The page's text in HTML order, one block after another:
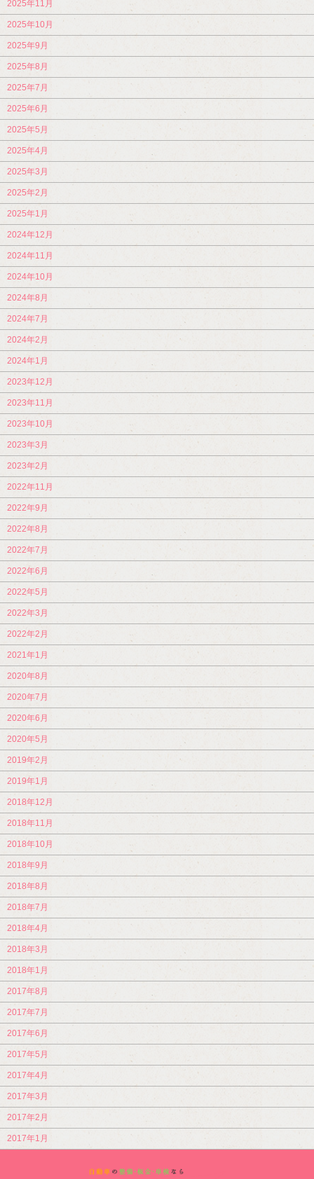
2025年11月
2025年10月
2025年9月
2025年8月
2025年7月
2025年6月
2025年5月
2025年4月
2025年3月
2025年2月
2025年1月
2024年12月
2024年11月
2024年10月
2024年8月
2024年7月
2024年2月
2024年1月
2023年12月
2023年11月
2023年10月
2023年3月
2023年2月
2022年11月
2022年9月
2022年8月
2022年7月
2022年6月
2022年5月
2022年3月
2022年2月
2021年1月
2020年8月
2020年7月
2020年6月
2020年5月
2019年2月
2019年1月
2018年12月
2018年11月
2018年10月
2018年9月
2018年8月
2018年7月
2018年4月
2018年3月
2018年1月
2017年8月
2017年7月
2017年6月
2017年5月
2017年4月
2017年3月
2017年2月
2017年1月